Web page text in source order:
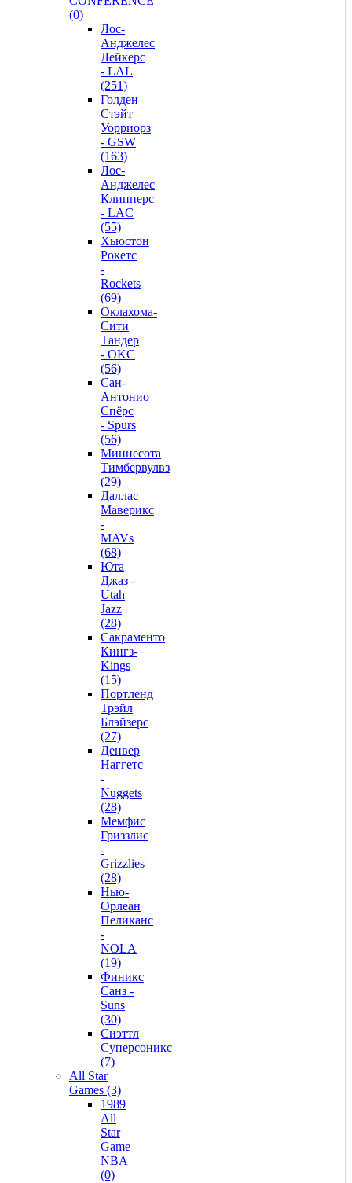
(0)
Лос-
Анджелес
Лейкерс
- LAL
(251)
Голден
Стэйт
Уорриорз
- GSW
(163)
Лос-
Анджелес
Клипперс
- LAC
(55)
Хьюстон
Рокетс
-
Rockets
(69)
Оклахома-
Сити
Тандер
- OKC
(56)
Сан-
Антонио
Спёрс
- Spurs
(56)
Миннесота
Тимбервулвз
(29)
Даллас
Маверикс
-
MAVs
(68)
Юта
Джаз -
Utah
Jazz
(28)
Сакраменто
Кингз-
Kings
(15)
Портленд
Трэйл
Блэйзерс
(27)
Денвер
Наггетс
-
Nuggets
(28)
Мемфис
Гриззлис
-
Grizzlies
(28)
Нью-
Орлеан
Пеликанс
-
NOLA
(19)
Финикс
Санз -
Suns
(30)
Сиэттл
Суперсоникс
(7)
All Star
Games (3)
1989
All
Star
Game
NBA
(0)